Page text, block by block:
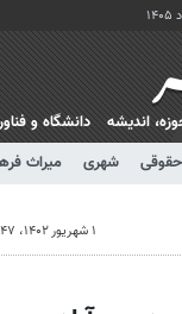
انديشه دانشگاه و
شهری میراث
۱ شهریور ۱۴۰۲، ۱۲:۴۷